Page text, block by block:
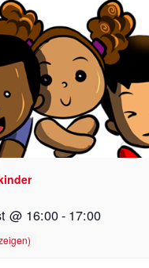
@ 16:00- 17:00